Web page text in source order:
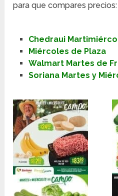
para que compares precios:
Chedraui
Miércoles de Plaza
Walmart Martes de
Soriana Martes y